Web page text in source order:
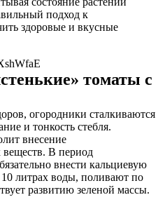
подход к
здоровые и вкусные
томаты с
огородники сталкиваются
и тонкость стебля.
внесение
веществ. В период
внести кальциевую
литрах воды, поливают по
развитию зеленой массы.